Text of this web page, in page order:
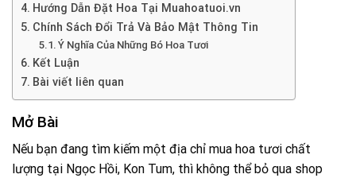
Hướng Dẫn Đặt Hoa Tại Muahoatuoi.vn
Chính Sách Đổi Trả Và Bảo Mật Thông Tin
Ý Nghĩa Của Những Bó Hoa Tươi
Kết Luận
Bài viết liên quan
Mở Bài
Nếu bạn đang tìm kiếm một địa chỉ mua hoa tươi chất
lượng tại Ngọc Hồi, Kon Tum, thì không thể bỏ qua shop